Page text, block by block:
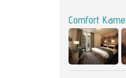
Comfort